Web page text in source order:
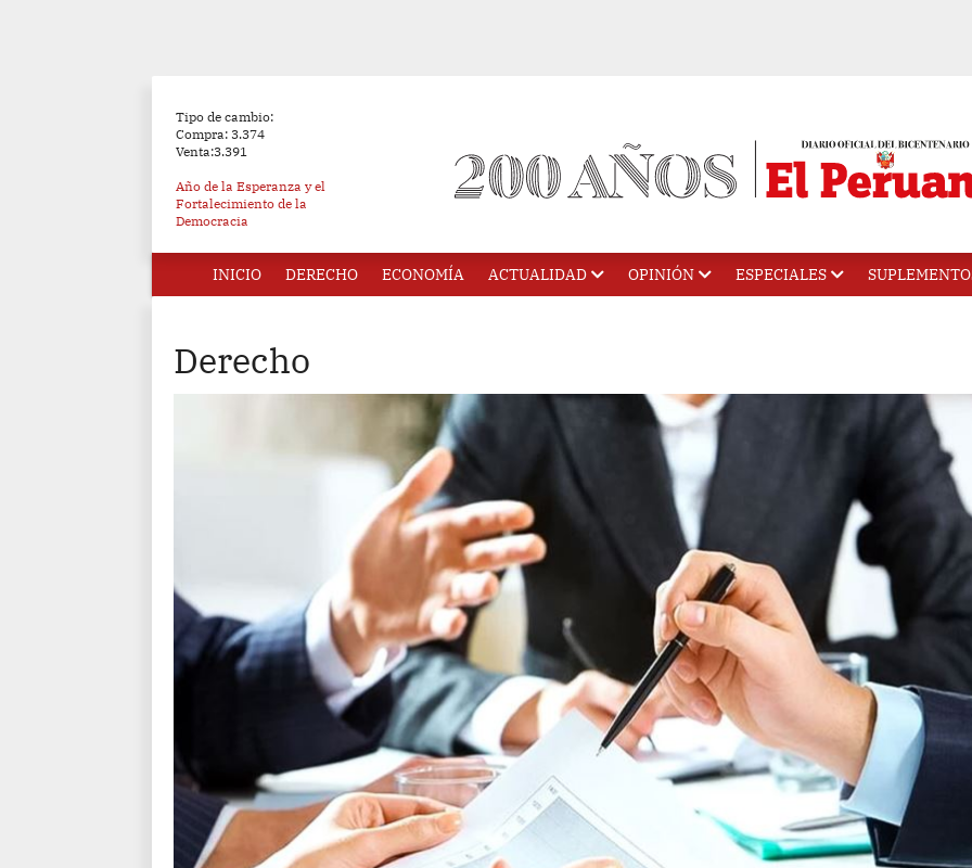
Tipo de cambio:
Compra: 3.374
Venta:3.391
Año de la Esperanza y el
Fortalecimiento de la
Democracia
INICIO DERECHO ECONOMÍA ACTUALIDAD OPINIÓN ESPECIALES
Derecho